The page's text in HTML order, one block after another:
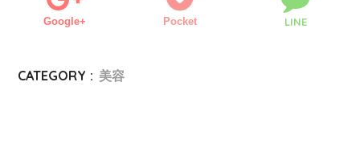
Google+ Pocket LINE
CATEGORY : 美容